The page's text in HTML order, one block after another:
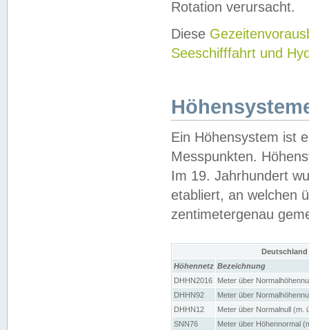
Rotation verursacht.
Diese
Seeschifffahrt und
Ein Höhensystem ist
Messpunkten.
Im 19. Jahrhundert
etabliert, an welchen
zentimetergenau
Höhennetz Bezeichnung
DHHN2016
Meter über
DHHN92
Meter über
DHHN12
Meter über Normalnull (m.
SNN76
Meter über Höhennormal